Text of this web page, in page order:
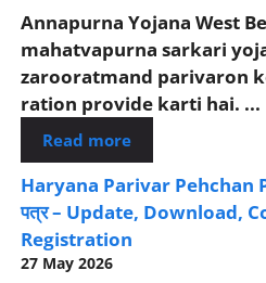
Annapurna Yojana West
mahatvapurna sarkari
zarooratmand parivaron
ration provide karti hai. ...
Read more
Haryana Parivar Pehchan
पत्र – Update, Download,
Registration
27 May 2026